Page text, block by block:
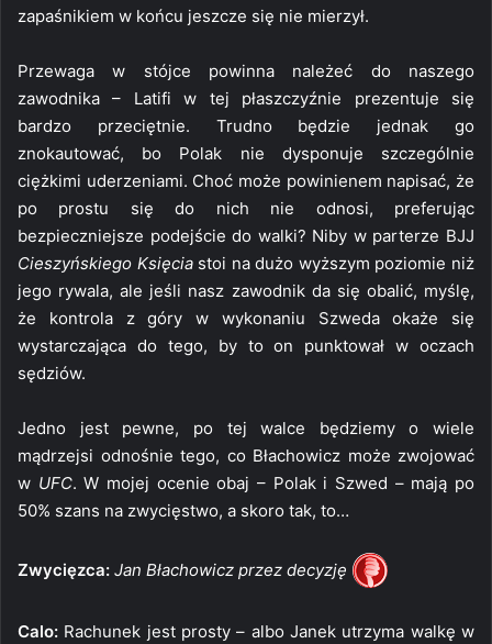
zapaśnikiem w końcu jeszcze się nie mierzył.
Przewaga w stójce powinna należeć do naszego
zawodnika – Latifi w tej płaszczyźnie prezentuje się
bardzo przeciętnie. Trudno będzie jednak go
znokautować, bo Polak nie dysponuje szczególnie
ciężkimi uderzeniami. Choć może powinienem napisać, że
po prostu się do nich nie odnosi, preferując
bezpieczniejsze podejście do walki? Niby w parterze BJJ
Cieszyńskiego Księciastoi na dużo wyższym poziomie niż
jego rywala, ale jeśli nasz zawodnik da się obalić, myślę,
że kontrola z góry w wykonaniu Szweda okaże się
wystarczająca do tego, by to on punktował w oczach
sędziów.
Jedno jest pewne, po tej walce będziemy o wiele
mądrzejsi odnośnie tego, co Błachowicz może zwojować
w UFC. W mojej ocenie obaj – Polak i Szwed – mają po
50% szans na zwycięstwo, a skoro tak, to…
Zwycięzca: Jan Błachowicz przez decyzję
Calo: Rachunek jest prosty – albo Janek utrzyma walkę w